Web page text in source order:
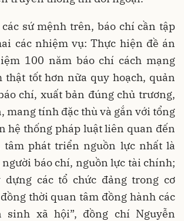
sứ mệnh trên, báo chí cần tập
các nhiệm vụ: Thực hiện đề án
100 năm báo chí cách mạng
thật tốt hơn nữa quy hoạch, quản
chí, xuất bản đúng chủ trương,
mang tính đặc thù và gắn với tổng
hệ thống pháp luật liên quan đến
tâm phát triển nguồn lực nhất là
báo chí, nguồn lực tài chính;
các tổ chức đảng trong cơ
thời quan tâm đồng hành các
sinh xã hội”, đồng chí Nguyễn